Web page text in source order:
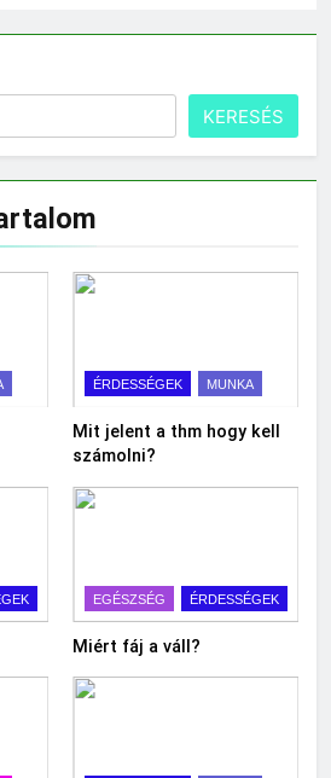
KERESÉS
ÉRDESSÉGEK MUNKA
Mit jelent a thm hogy kell
számolni?
EGÉSZSÉG ÉRDESSÉGEK
Miért fáj a váll?